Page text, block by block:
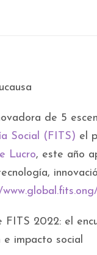
de 5
Social (FITS) el
Lucro, este año